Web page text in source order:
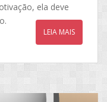
ela deve
LEIA MAIS